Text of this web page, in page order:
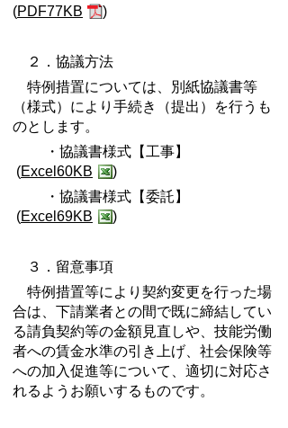
(PDF77KB )
２．協議方法
特例措置については、別紙協議書等
（様式）により手続き（提出）を行うも
のとします。
・協議書様式【工事】
(Excel60KB
)
・協議書様式【委託】
(Excel69KB )
３．留意事項
特例措置等により契約変更を行った場
合は、下請業者との間で既に締結してい
る請負契約等の金額見直しや、技能労働
者への賃金水準の引き上げ、社会保険等
への加入促進等について、適切に対応さ
れるようお願いするものです。